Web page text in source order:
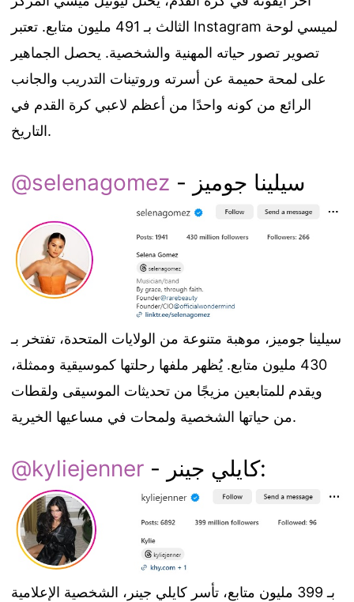
الثالث بـ 491 مليون متابع. تعتبر Instagram لميسي لوحة
تصوير تصور حياته المهنية والشخصية. يحصل الجماهير
على لمحة حميمة عن أسرته وروتينات التدريب والجانب
الرائع من كونه واحدًا من أعظم لاعبي كرة القدم في
التاريخ.
@selenagomez - سيلينا جوميز
سيلينا جوميز، موهبة متنوعة من الولايات المتحدة، تفتخر بـ
430 مليون متابع. يُظهر ملفها رحلتها كموسيقية وممثلة،
ويقدم للمتابعين مزيجًا من تحديثات الموسيقى ولقطات
من حياتها الشخصية ولمحات في مساعيها الخيرية.
@kyliejenner - كايلي جينر:
بـ 399 مليون متابع، تأسر كايلي جينر، الشخصية الإعلامية